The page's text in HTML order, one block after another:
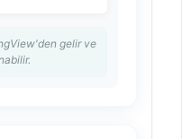
gelir ve